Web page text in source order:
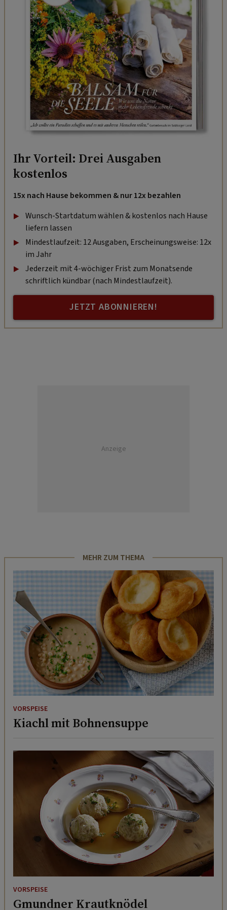
Ihr Vorteil: Drei Ausgaben
kostenlos
15x nach Hause bekommen & nur 12x bezahlen
Wunsch-Startdatum wählen & kostenlos nach Hause
liefern lassen
Mindestlaufzeit: 12 Ausgaben, Erscheinungsweise: 12x
im Jahr
Jederzeit mit 4-wöchiger Frist zum Monatsende
schriftlich kündbar (nach Mindestlaufzeit).
JETZT ABONNIEREN!
Anzeige
MEHR ZUM THEMA
VORSPEISE
Kiachl mit Bohnensuppe
VORSPEISE
Gmundner Krautknödel